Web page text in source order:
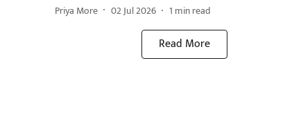
Priya More 02 Jul 2026 1 min read
Read More